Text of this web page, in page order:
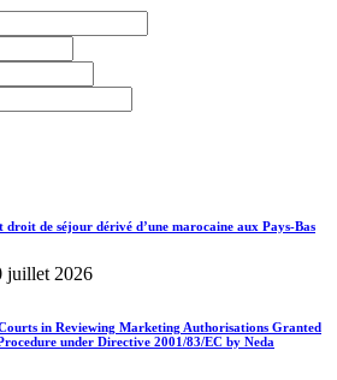
droit de séjour dérivé d’une marocaine aux Pays-Bas
juillet 2026
in Reviewing Marketing Authorisations Granted
under Directive 2001/83/EC by Neda